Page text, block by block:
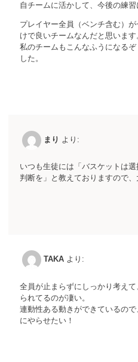
自チームに活かして、今後の練習
プレイヤー全員（ベンチ含む）
けで良いチームなんだと思います
私のチームもこんなふうになる
した。
まり より:
いつも生徒には「バスケットは
判断を」と教えておりますので
TAKA より:
全員が止まらずにしっかり考え
られてるのが凄い。
連動性ある動きができているの
にやらせたい！